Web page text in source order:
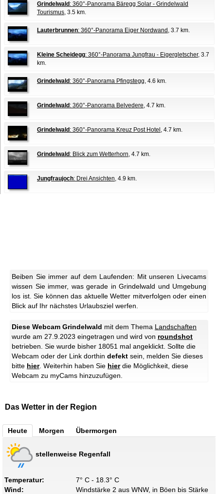
Grindelwald : 360°-Panorama Bäregg Solar - Grindelwald
Tourismus, 3.5 km.
Lauterbrunnen: 360°-Panorama Eiger Nordwand , 3.7 km.
Kleine Scheidegg: 360°-Panorama Jungfrau - Eigergletscher, 3.7
km.
Grindelwald : 360°-Panorama Pfingstegg, 4.6 km.
Grindelwald : 360°-Panorama Belvedere, 4.7 km.
Grindelwald : 360°-Panorama Kreuz Post Hotel , 4.7 km.
Grindelwald : Blick zum Wetterhorn, 4.7 km.
Jungfraujoch: Drei Ansichten, 4.9 km.
Beiben Sie immer auf dem Laufenden: Mit unseren Livecams
wissen Sie immer, was gerade in Grindelwald und Umgebung
los ist. Sie können das aktuelle Wetter mitverfolgen oder einen
Blick auf Ihr nächstes Urlaubsziel werfen.
Diese Webcam Grindelwald mit dem Thema Landschaften
wurde am 27.9.2023 eingetragen und wird von roundshot
betrieben. Sie wurde bisher 18051 mal angeklickt. Sollte die
Webcam oder der Link dorthin defekt sein, melden Sie dieses
bitte hier. Weiterhin haben Sie hierdie Möglichkeit, diese
Webcam zu myCams hinzuzufügen.
Das Wetter in der Region
Heute Morgen Übermorgen
stellenweise Regenfall
Temperatur:
7° C - 18.3° C
Wind:
Windstärke 2 aus WNW, in Böen bis Stärke